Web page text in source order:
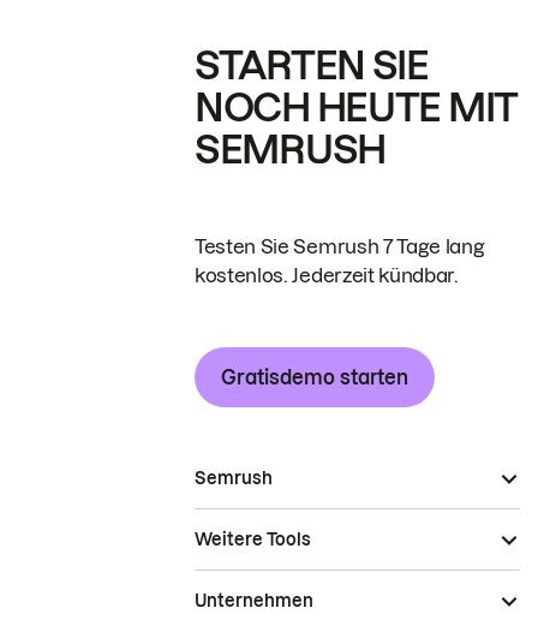
STARTEN SIE
NOCH HEUTE MIT
SEMRUSH
Testen Sie Semrush 7 Tage lang
kostenlos. Jederzeit kündbar.
Gratisdemo starten
Semrush
Weitere Tools
Unternehmen